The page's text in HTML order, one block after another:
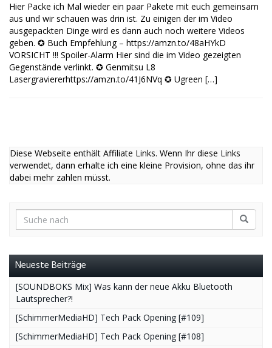
Hier Packe ich Mal wieder ein paar Pakete mit euch gemeinsam
aus und wir schauen was drin ist. Zu einigen der im Video
ausgepackten Dinge wird es dann auch noch weitere Videos
geben. ✪ Buch Empfehlung – https://amzn.to/48aHYkD
VORSICHT !!! Spoiler-Alarm Hier sind die im Video gezeigten
Gegenstände verlinkt. ✪ Genmitsu L8
Lasergraviererhttps://amzn.to/41J6NVq ✪ Ugreen […]
Diese Webseite enthält Affiliate Links. Wenn Ihr diese Links
verwendet, dann erhalte ich eine kleine Provision, ohne das ihr
dabei mehr zahlen müsst.
Neueste Beiträge
[SOUNDBOKS Mix] Was kann der neue Akku Bluetooth
Lautsprecher?!
[SchimmerMediaHD] Tech Pack Opening [#109]
[SchimmerMediaHD] Tech Pack Opening [#108]